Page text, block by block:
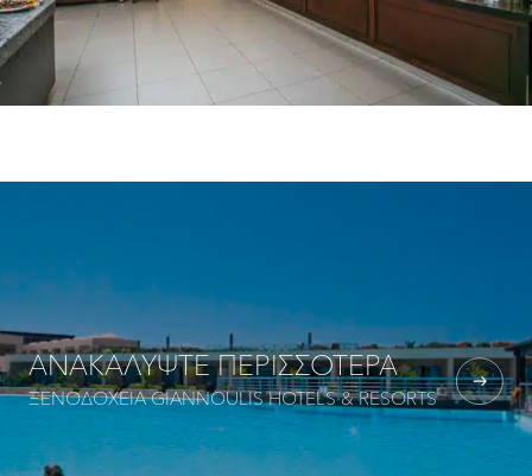
ΑΝΑΚΑΛΎΨΤΕ ΠΕΡΙΣΣΌΤΕΡΑ
ΞΕΝΟΔΟΧΕΙΑ GIANNOULIS HOTELS & RESORTS